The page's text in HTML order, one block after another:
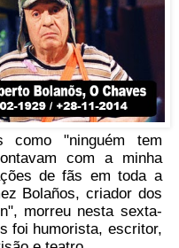
como "ninguém tem
com a minha
de fãs em toda a
Bolaños, criador dos
morreu nesta sexta-
foi humorista, escritor,